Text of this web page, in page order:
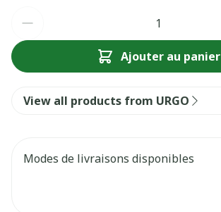
Ajouter au panier
View all products from URGO
Modes de livraisons disponibles